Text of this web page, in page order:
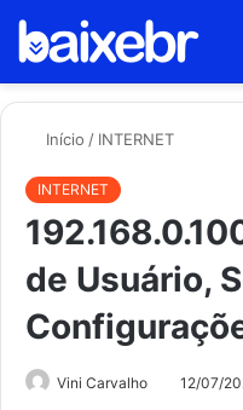
Início / INTERNET
INTERNET
de Usuário,
Vini Carvalho 12/07/